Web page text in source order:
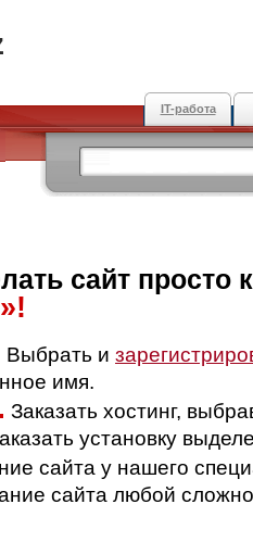
IT-работа
сайт просто
Выбрать и
имя.
Заказать хостинг,
установку
сайта у нашего
сайта любой